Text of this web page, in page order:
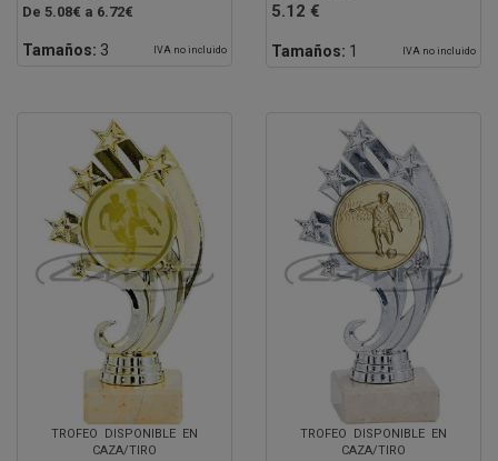
De 5.08€ a 6.72€
Tamaños: 3 IVA no incluido
5.12 €
Tamaños: 1 IVA no incluido
TROFEO DISPONIBLE EN
CAZA/TIRO
TROFEO DISPONIBLE EN
CAZA/TIRO